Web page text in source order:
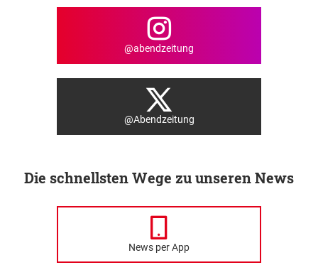
@abendzeitung
@Abendzeitung
Die schnellsten Wege zu unseren News
News per App